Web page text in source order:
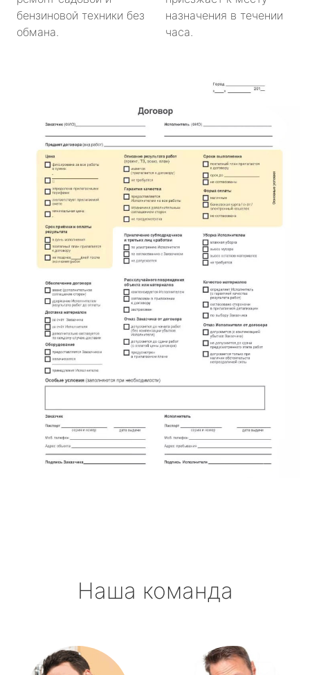
бензиновой техники без
обмана.
назначения в течении
часа.
Наша команда